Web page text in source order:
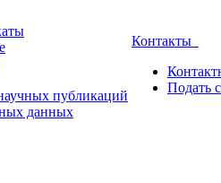
публикаций
данных
Контакты
Подать